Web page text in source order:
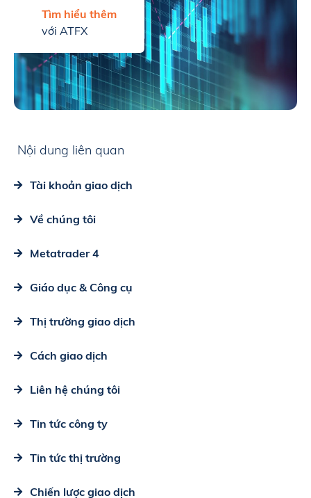
Tìm hiểu thêm
với ATFX
Nội dung liên quan
Tài khoản giao dịch
Về chúng tôi
Metatrader 4
Giáo dục & Công cụ
Thị trường giao dịch
Cách giao dịch
Liên hệ chúng tôi
Tin tức công ty
Tin tức thị trường
Chiến lược giao dịch